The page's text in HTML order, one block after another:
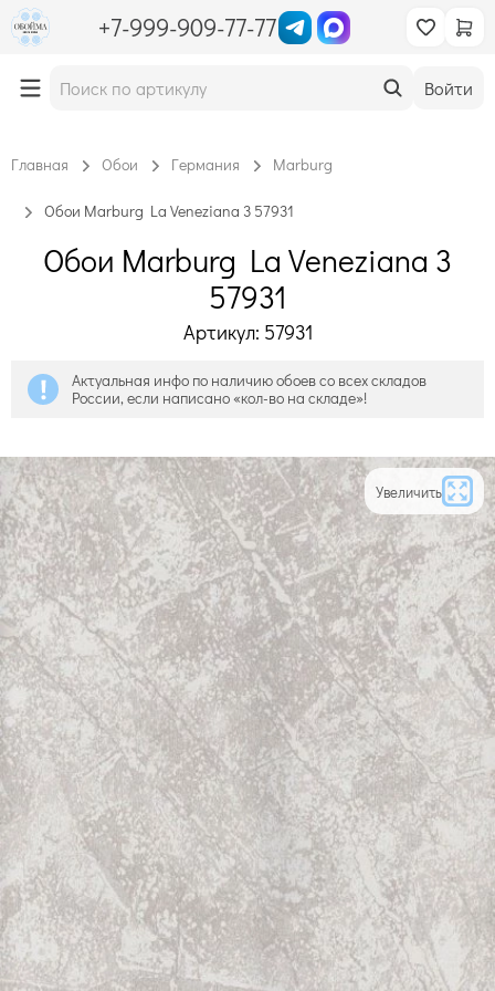
+7-999-909-77-77
Войти
Главная Обои Германия Marburg
Обои Marburg La Veneziana 3 57931
Обои Marburg La Veneziana 3
57931
Артикул: 57931
Актуальная инфо по наличию обоев со всех складов
России, если написано «кол-во на складе»!
Увеличить